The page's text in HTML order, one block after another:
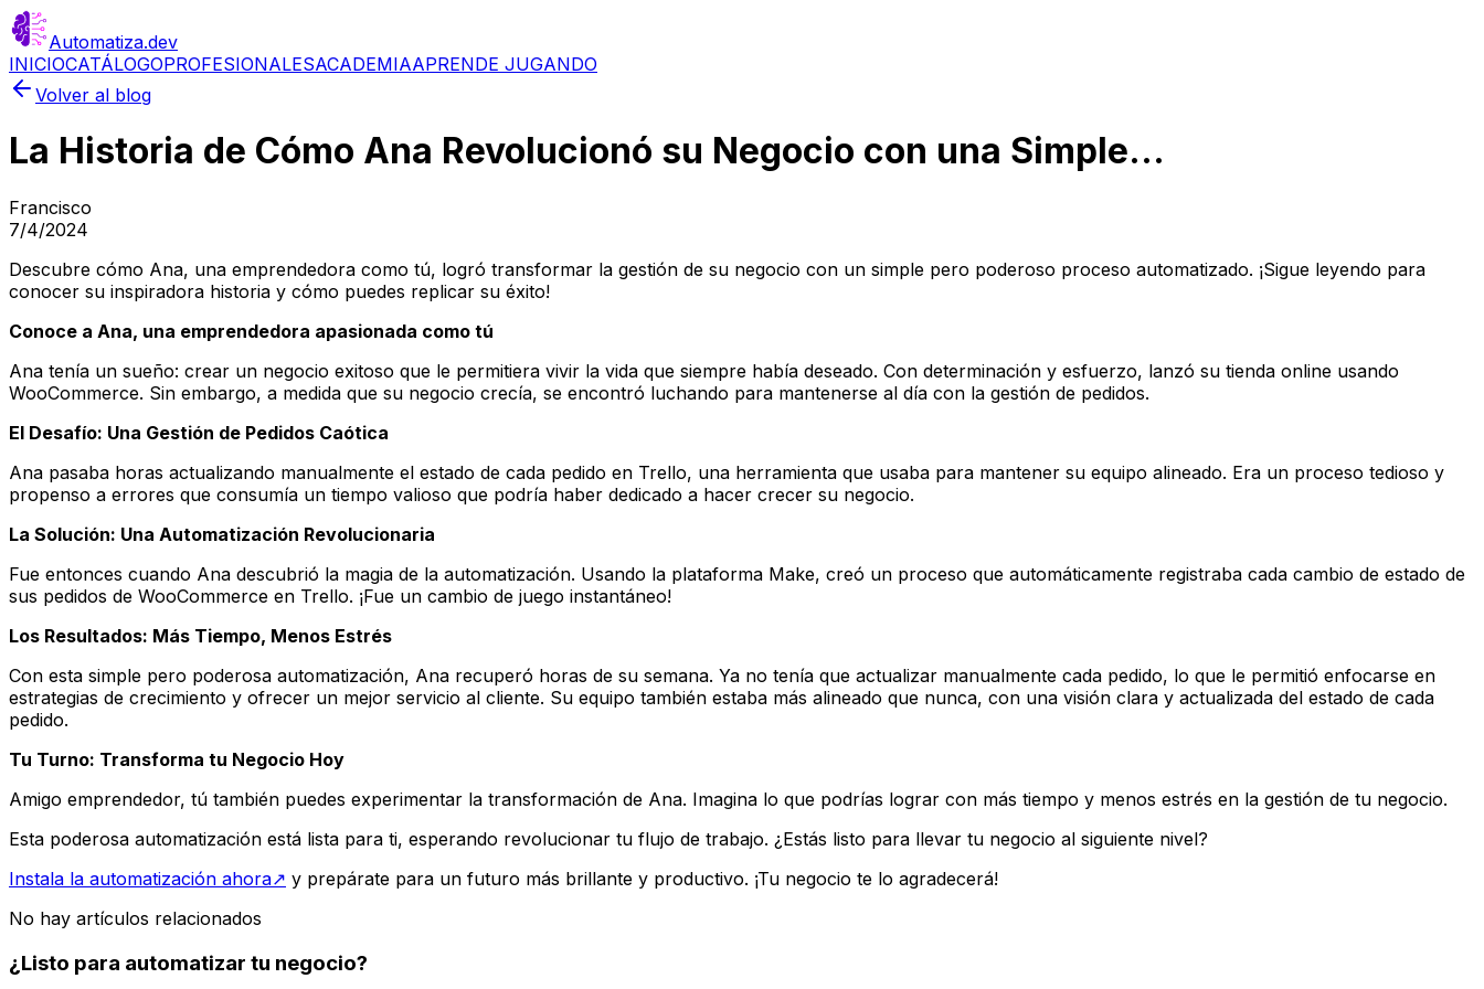
Automatiza.dev
INICIOCATÁLOGOPROFESIONALESACADEMIAAPRENDE JUGANDO
Volver al blog
La Historia de Cómo Ana Revolucionó su Negocio con una Simple...
Francisco
7/4/2024
Descubre cómo Ana, una emprendedora como tú, logró transformar la gestión de su negocio con un simple pero poderoso proceso automatizado. ¡Sigue leyendo para
conocer su inspiradora historia y cómo puedes replicar su éxito!
Conoce a Ana, una emprendedora apasionada como tú
Ana tenía un sueño: crear un negocio exitoso que le permitiera vivir la vida que siempre había deseado. Con determinación y esfuerzo, lanzó su tienda online usando
WooCommerce. Sin embargo, a medida que su negocio crecía, se encontró luchando para mantenerse al día con la gestión de pedidos.
El Desafío: Una Gestión de Pedidos Caótica
Ana pasaba horas actualizando manualmente el estado de cada pedido en Trello, una herramienta que usaba para mantener su equipo alineado. Era un proceso tedioso y
propenso a errores que consumía un tiempo valioso que podría haber dedicado a hacer crecer su negocio.
La Solución: Una Automatización Revolucionaria
Fue entonces cuando Ana descubrió la magia de la automatización. Usando la plataforma Make, creó un proceso que automáticamente registraba cada cambio de estado de
sus pedidos de WooCommerce en Trello. ¡Fue un cambio de juego instantáneo!
Los Resultados: Más Tiempo, Menos Estrés
Con esta simple pero poderosa automatización, Ana recuperó horas de su semana. Ya no tenía que actualizar manualmente cada pedido, lo que le permitió enfocarse en
estrategias de crecimiento y ofrecer un mejor servicio al cliente. Su equipo también estaba más alineado que nunca, con una visión clara y actualizada del estado de cada
pedido.
Tu Turno: Transforma tu Negocio Hoy
Amigo emprendedor, tú también puedes experimentar la transformación de Ana. Imagina lo que podrías lograr con más tiempo y menos estrés en la gestión de tu negocio.
Esta poderosa automatización está lista para ti, esperando revolucionar tu flujo de trabajo. ¿Estás listo para llevar tu negocio al siguiente nivel?
Instala la automatización ahora↗ y prepárate para un futuro más brillante y productivo. ¡Tu negocio te lo agradecerá!
No hay artículos relacionados
¿Listo para automatizar tu negocio?